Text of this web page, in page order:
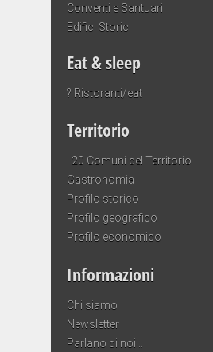
Conventi e Santuari
Edifici Storici
Eat & sleep
? Ristoranti/eat
Territorio
I 20 Comuni del Territorio
Gastronomia
Profilo storico
Profilo geografico
Profilo economico
Informazioni
Chi siamo
Newsletter
Parlano di noi…